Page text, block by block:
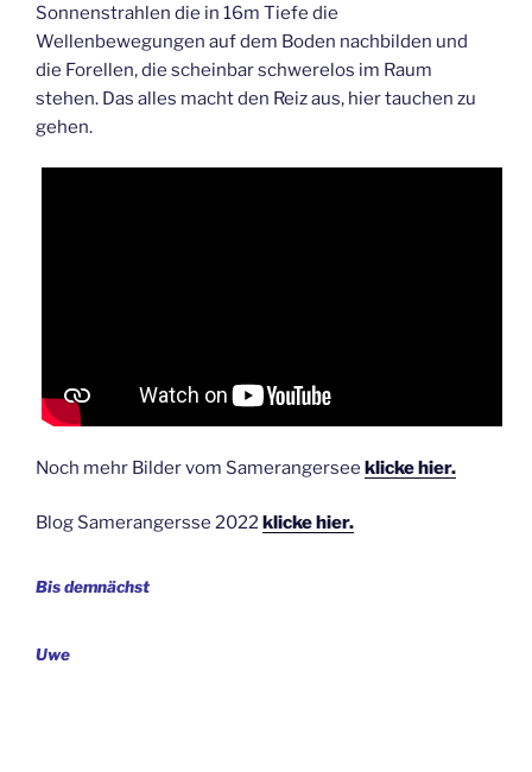
Sonnenstrahlen die in 16m Tiefe die
Wellenbewegungen auf dem Boden nachbilden und
die Forellen, die scheinbar schwerelos im Raum
stehen. Das alles macht den Reiz aus, hier tauchen zu
gehen.
Noch mehr Bilder vom Samerangersee klicke hier.
Blog Samerangersse 2022klicke hier.
Bis demnächst
Uwe